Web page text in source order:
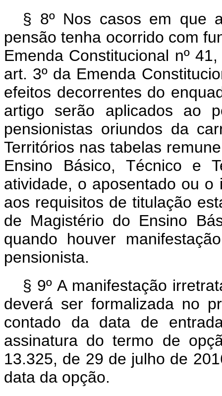
§ 8º Nos casos em que
pensão tenha ocorrido com
Emenda Constitucional nº
art. 3º da Emenda
efeitos decorrentes do
artigo serão aplicados ao
pensionistas oriundos da
Territórios nas tabelas
Ensino Básico, Técnico e
atividade, o aposentado ou
aos requisitos de titulação
de Magistério do Ensino
quando houver
pensionista.
§ 9º A manifestação
deverá ser formalizada no
contado da data de
assinatura do termo de
13.325, de 29 de julho de
data da opção.